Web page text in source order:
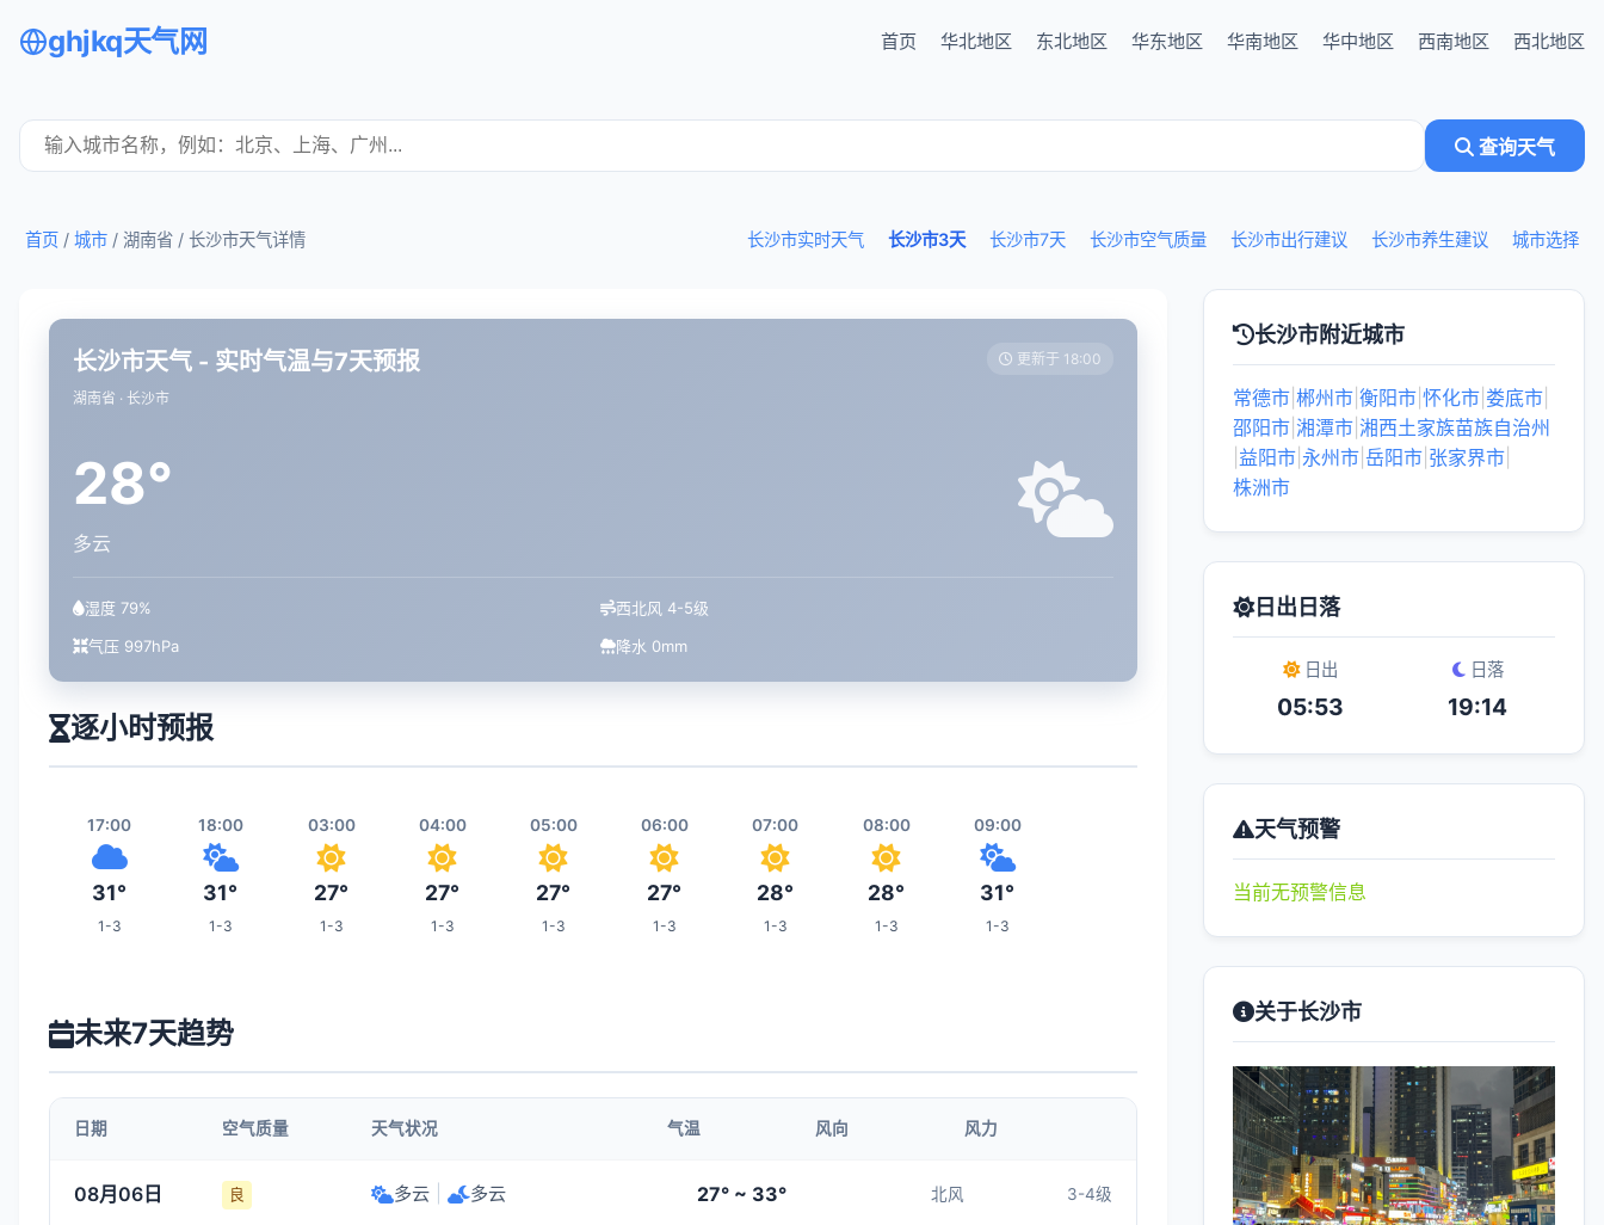
ghjkq天气网 首页 华北地区 东北地区 华东地区 华南地区 华中地区 西南地区 西北地区
查询天气
长沙市实时天气 长沙市3天 长沙市7天 长沙市空气质量 长沙市出行建议 长沙市养生建议 城市选择
首页 / 城市 / 湖南省 / 长沙市天气详情
长沙市天气 - 实时气温与7天预报
湖南省 · 长沙市
更新于 18:00
28°
多云
湿度 79%
西北风 4-5级
气压 997hPa
降水 0mm
逐小时预报
17:00
31°
1-3
18:00
31°
1-3
03:00
27°
1-3
04:00
27°
1-3
05:00
27°
1-3
06:00
27°
1-3
07:00
28°
1-3
08:00
28°
1-3
09:00
31°
1-3
1-3 1-3 1-3 1-3 1-3 1-3 1-3 1-3 1-3
未来7天趋势
日期 空气质量 天气状况 气温 风向 风力
08月06日 良 多云 多云 27° ~ 33° 北风 3-4级
长沙市附近城市
常德市 郴州市 衡阳市 怀化市 娄底市
邵阳市 湘潭市 湘西土家族苗族自治州
益阳市 永州市 岳阳市 张家界市
株洲市
日出日落
日出
05:53
日落
19:14
天气预警
当前无预警信息
关于长沙市